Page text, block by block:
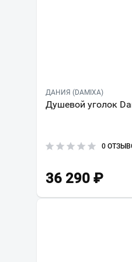
ДАНИЯ (DAMIXA)
Душевой уголок
0
36 290 ₽